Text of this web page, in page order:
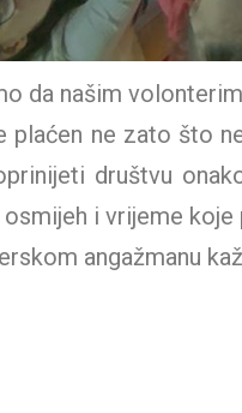
da našim
plaćen ne zato što
društvu
i vrijeme
angažmanu